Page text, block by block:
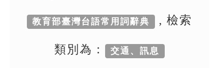
生字詞彙表
教育部臺灣台語常用詞辭典 , 檢索
類別為： 交通、訊息